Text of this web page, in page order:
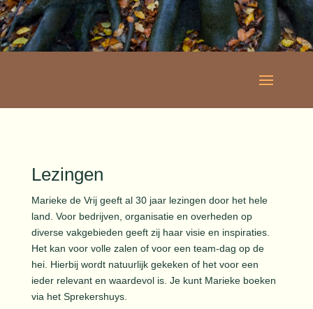
Lezingen
Marieke de Vrij geeft al 30 jaar lezingen door het hele
land. Voor bedrijven, organisatie en overheden op
diverse vakgebieden geeft zij haar visie en inspiraties.
Het kan voor volle zalen of voor een team-dag op de
hei. Hierbij wordt natuurlijk gekeken of het voor een
ieder relevant en waardevol is. Je kunt Marieke boeken
via het Sprekershuys.